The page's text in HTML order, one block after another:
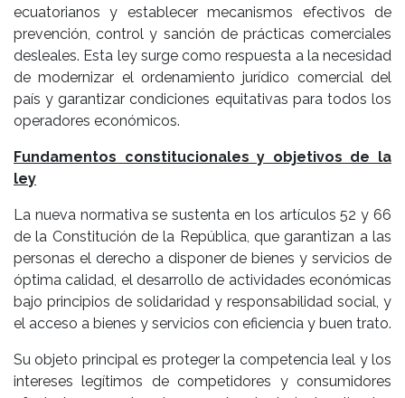
ecuatorianos y establecer mecanismos efectivos de
prevención, control y sanción de prácticas comerciales
desleales. Esta ley surge como respuesta a la necesidad
de modernizar el ordenamiento jurídico comercial del
país y garantizar condiciones equitativas para todos los
operadores económicos.
Fundamentos constitucionales y objetivos de la
ley
La nueva normativa se sustenta en los artículos 52 y 66
de la Constitución de la República, que garantizan a las
personas el derecho a disponer de bienes y servicios de
óptima calidad, el desarrollo de actividades económicas
bajo principios de solidaridad y responsabilidad social, y
el acceso a bienes y servicios con eficiencia y buen trato.
Su objeto principal es proteger la competencia leal y los
intereses legítimos de competidores y consumidores